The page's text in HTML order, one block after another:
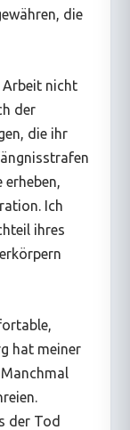
die
Arbeit nicht
der
die ihr
erheben,
Ich
ihres
hat meiner
der Tod